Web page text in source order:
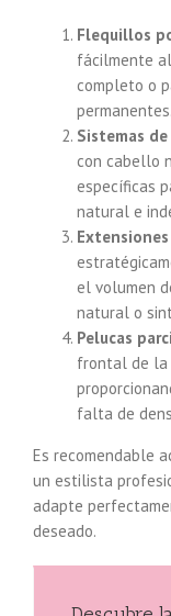
Flequillos
fácilmente
completo o
permanentes.
Sistemas
con cabello
específicas
natural e
el volumen
natural o
Pelucas
frontal de la
falta de
Es recomendable
un estilista
adapte
deseado.